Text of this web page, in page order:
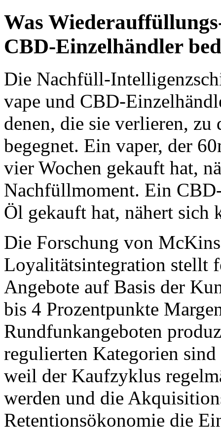
Was
CBD-Einzelhändler
Die Nachfüll-
vape und CBD-
denen, die sie verlieren, zu
begegnet. Ein vaper, der
vier Wochen gekauft hat,
Nachfüllmoment. Ein
Öl gekauft hat, nähert sich
Die Forschung von
Loyalitätsintegration stellt
Angebote auf Basis der
bis 4 Prozentpunkte
Rundfunkangeboten
regulierten Kategorien
weil der Kaufzyklus
werden und die
Retentionsökonomie die